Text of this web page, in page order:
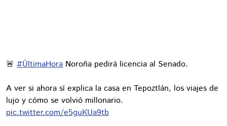
🚨 #ÚltimaHora Noroña pedirá licencia al Senado.
A ver si ahora sí explica la casa en Tepoztlán, los viajes de
lujo y cómo se volvió millonario.
pic.twitter.com/e5guKUa9tb